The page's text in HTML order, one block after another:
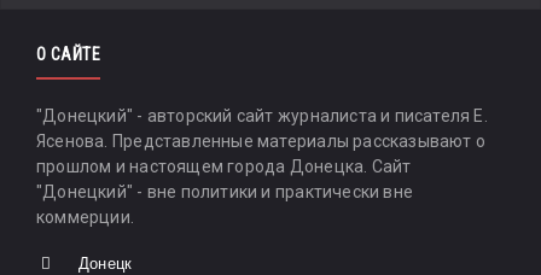
О САЙТЕ
"Донецкий" - авторский сайт журналиста и писателя Е.
Ясенова. Представленные материалы рассказывают о
прошлом и настоящем города Донецка. Сайт
"Донецкий" - вне политики и практически вне
коммерции.
Донецк